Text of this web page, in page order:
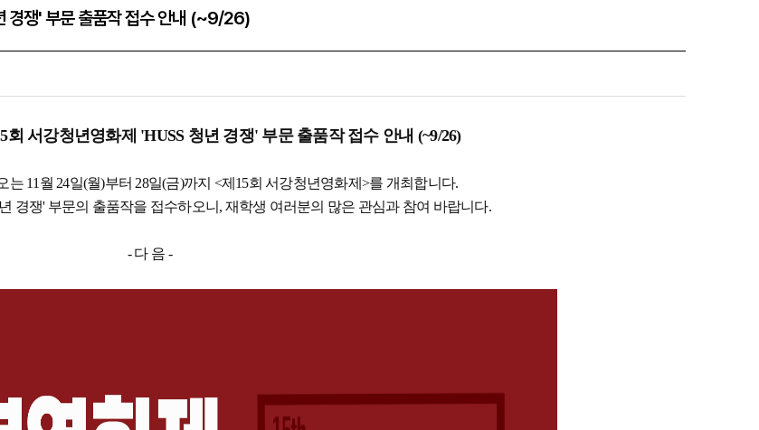
경쟁' 부문 출품작 접수 안내 (~9/26)
서강청년영화제 'HUSS 청년 경쟁' 부문 출품작 접수 안내 (~9/26)
는 11월 24일(월)부터 28일(금)까지 <제15회 서강청년영화제>를 개최합니다.
경쟁' 부문의 출품작을 접수하오니, 재학생 여러분의 많은 관심과 참여 바랍니다.
- 다 음 -